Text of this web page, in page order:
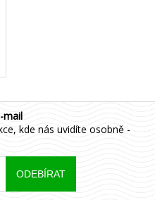
mail
kde nás uvidíte osobně -